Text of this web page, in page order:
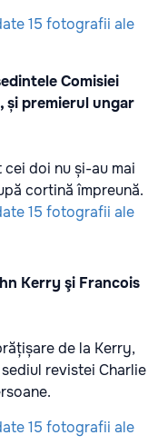
Comisiei
și premierul ungar
doi nu și-au mai
cortină împreună.
Kerry şi Francois
de la Kerry,
revistei Charlie